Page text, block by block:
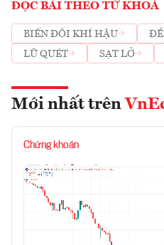
ĐỌC BÀI THEO TỪ KHOÁ
BIẾN ĐỔI KHÍ HẬU ĐỀ
LŨ QUÉT
SẠT LỞ
Mới nhất trên
Chứng khoán